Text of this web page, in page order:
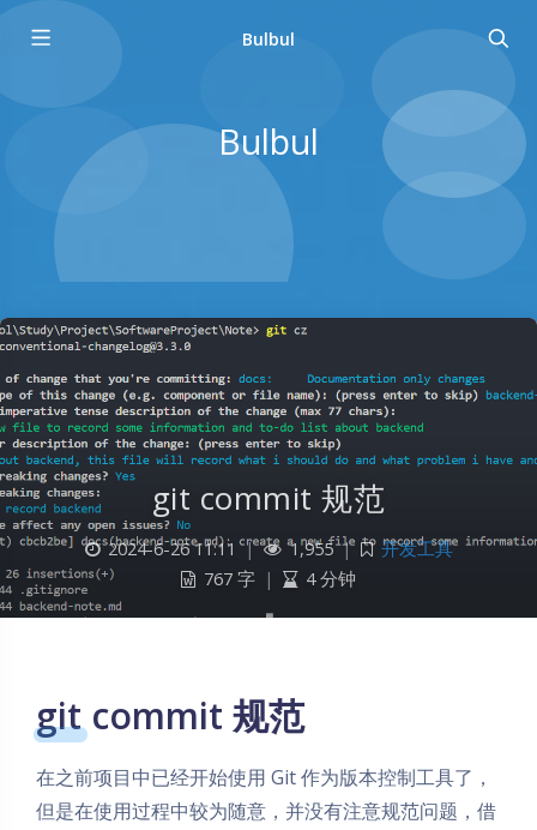
Bulbul
Bulbul
git commit 规范
2024-6-26 11:11 | 1,955 |
开发工具
767 字 | 4 分钟
git commit 规范
在之前项目中已经开始使用 Git 作为版本控制工具了，
但是在使用过程中较为随意，并没有注意规范问题，借